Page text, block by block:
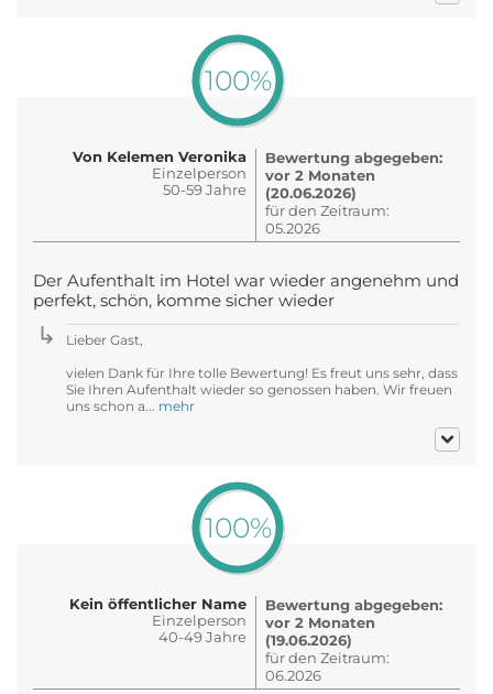
100%
Von Kelemen Veronika
Einzelperson
50-59 Jahre
Bewertung abgegeben:
vor 2 Monaten
(20.06.2026)
für den Zeitraum:
05.2026
Der Aufenthalt im Hotel war wieder angenehm und
perfekt, schön, komme sicher wieder
Lieber Gast,
vielen Dank für Ihre tolle Bewertung! Es freut uns sehr, dass
Sie Ihren Aufenthalt wieder so genossen haben. Wir freuen
uns schon a... mehr
100%
Kein öffentlicher Name
Einzelperson
40-49 Jahre
Bewertung abgegeben:
vor 2 Monaten
(19.06.2026)
für den Zeitraum:
06.2026